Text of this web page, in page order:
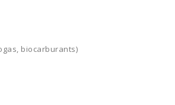
biocarburants)